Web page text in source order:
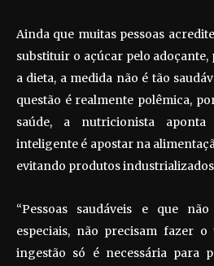
Ainda que muitas pessoas
substituir o açúcar pelo
a dieta, a medida não é tão
questão é realmente polêmica,
saúde, a nutricionista
inteligente é apostar na
evitando produtos
“Pessoas saudáveis e que
especiais, não precisam fazer o
ingestão só é necessária para